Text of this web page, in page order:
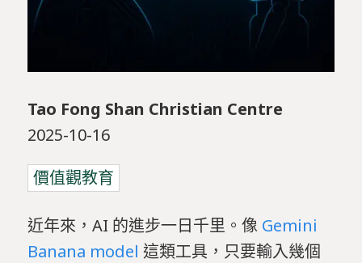
Tao Fong Shan Christian Centre
2025-10-16
價值觀教育
近年來，AI 的進步一日千里。像 Gemini
Banana model 這類工具，只要輸入幾個